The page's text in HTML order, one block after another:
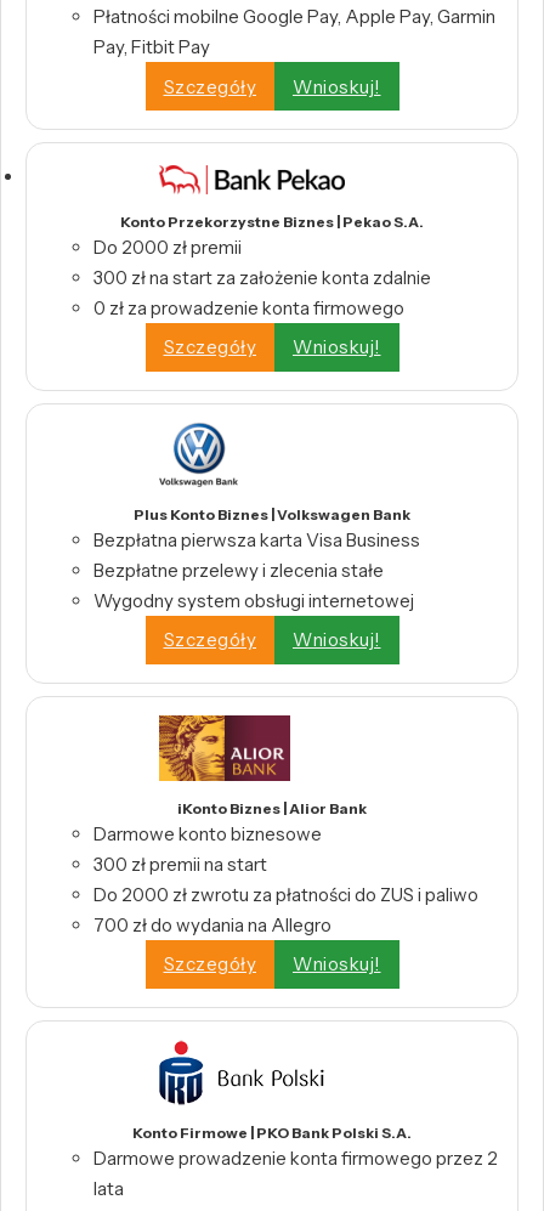
Płatności mobilne Google Pay, Apple Pay, Garmin
Pay, Fitbit Pay
Szczegóły
Wnioskuj!
Konto Przekorzystne Biznes | Pekao S.A.
Do 2000 zł premii
300 zł na start za założenie konta zdalnie
0 zł za prowadzenie konta firmowego
Szczegóły
Wnioskuj!
Plus Konto Biznes | Volkswagen Bank
Bezpłatna pierwsza karta Visa Business
Bezpłatne przelewy i zlecenia stałe
Wygodny system obsługi internetowej
Szczegóły
Wnioskuj!
iKonto Biznes | Alior Bank
Darmowe konto biznesowe
300 zł premii na start
Do 2000 zł zwrotu za płatności do ZUS i paliwo
700 zł do wydania na Allegro
Szczegóły
Wnioskuj!
Konto Firmowe | PKO Bank Polski S.A.
Darmowe prowadzenie konta firmowego przez 2
lata